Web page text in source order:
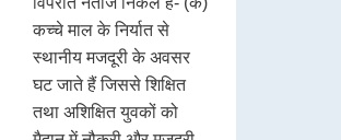
कच्चे माल के निर्यात से
स्थानीय मजदूरी के अवसर
घट जाते हैं जिससे शिक्षित
तथा अशिक्षित युवकों को